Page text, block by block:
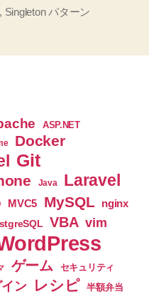
フ
ク
グ
の
実
践
ノ
ー
ト”
, Singleton パターン
ASP.NET
Docker
Git
Java Laravel
MVC5 MySQL nginx
VBA vim
ゲーム セキュリティ
ン レシピ 半額弁当